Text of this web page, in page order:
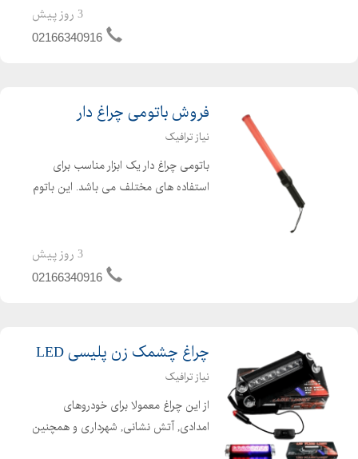
کاربردهای گوناگونی داشته باشند. علامت
ایست در سایت نیاز ترافیک به دو نوع
3 روز پیش
02166340916
فروش باتومی چراغ دار
نیاز ترافیک
باتومی چراغ دار یک ابزار مناسب برای
استفاده های مختلف می باشد. این باتوم
1.5 ولتی نیاز دارد. این وسیله کاربردی 52
3 روز پیش
02166340916
چراغ چشمک زن پلیسی LED
نیاز ترافیک
از این چراغ معمولا برای خودروهای
امدادی, آتش نشانی, شهرداری و همچنین